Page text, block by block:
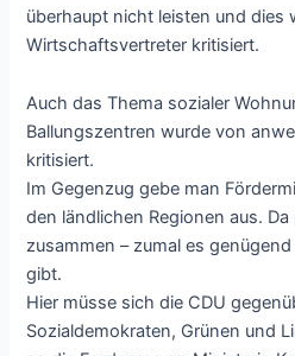
überhaupt nicht leisten und dies
Wirtschaftsvertreter kritisiert.
Auch das Thema sozialer
Ballungszentren wurde von
kritisiert.
Im Gegenzug gebe man
den ländlichen Regionen aus.
zusammen – zumal es
gibt.
Hier müsse sich die CDU
Sozialdemokraten, Grünen und